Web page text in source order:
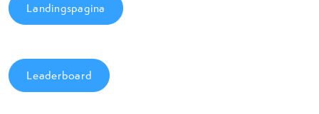
Landingspagina
Leaderboard